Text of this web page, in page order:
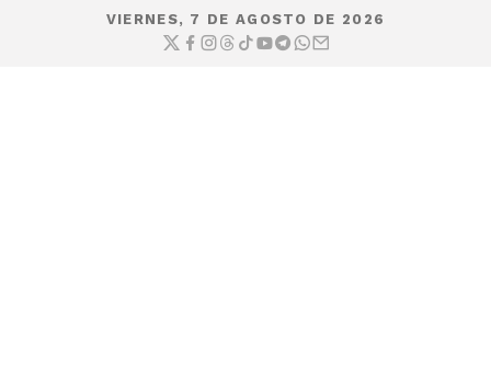
VIERNES, 7 DE AGOSTO DE 2026